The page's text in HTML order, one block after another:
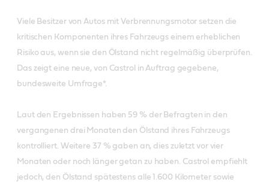
Viele Besitzer von Autos mit Verbrennungsmotor setzen die
kritischen Komponenten ihres Fahrzeugs einem erheblichen
Risiko aus, wenn sie den Ölstand nicht regelmäßig überprüfen.
Das zeigt eine neue, von Castrol in Auftrag gegebene,
bundesweite Umfrage*.
Laut den Ergebnissen haben 59 % der Befragten in den
vergangenen drei Monaten den Ölstand ihres Fahrzeugs
kontrolliert. Weitere 37 % gaben an, dies zuletzt vor vier
Monaten oder noch länger getan zu haben. Castrol empfiehlt
jedoch, den Ölstand spätestens alle 1.600 Kilometer sowie